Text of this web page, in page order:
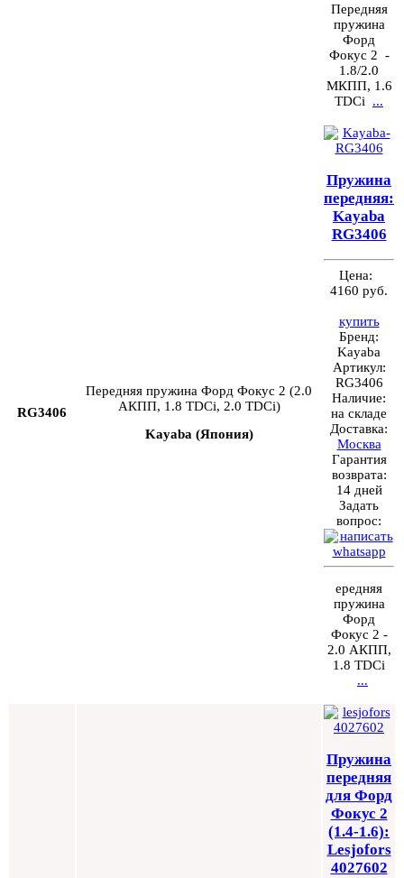
Передняя
пружина
Форд
Фокус 2 -
1.8/2.0
МКПП, 1.6
TDCi ...
RG3406
Передняя пружина Форд Фокус 2 (2.0
АКПП, 1.8 TDCi, 2.0 TDCi)
Kayaba (Япония)
Пружина
передняя:
Kayaba
RG3406
Цена:
4160 руб.
купить
Бренд:
Kayaba
Артикул:
RG3406
Наличие:
на складе
Доставка:
Москва
Гарантия
возврата:
14 дней
Задать
вопрос:
ередняя
пружина
Форд
Фокус 2 -
2.0 АКПП,
1.8 TDCi
...
Пружина
передняя
для Форд
Фокус 2
(1.4-1.6):
Lesjofors
4027602